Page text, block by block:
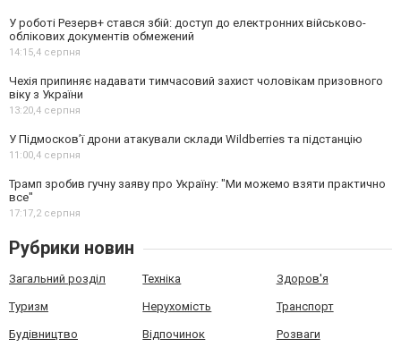
У роботі Резерв+ стався збій: доступ до електронних військово-
облікових документів обмежений
14:15,4 серпня
Чехія припиняє надавати тимчасовий захист чоловікам призовного
віку з України
13:20,4 серпня
У Підмосков’ї дрони атакували склади Wildberries та підстанцію
11:00,4 серпня
Трамп зробив гучну заяву про Україну: "Ми можемо взяти практично
все"
17:17,2 серпня
Рубрики новин
Загальний розділ Техніка Здоров'я
Туризм Нерухомість Транспорт
Будівництво Відпочинок Розваги